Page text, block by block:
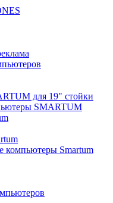
для 19" стойки
SMARTUM
компьютеры Smartum